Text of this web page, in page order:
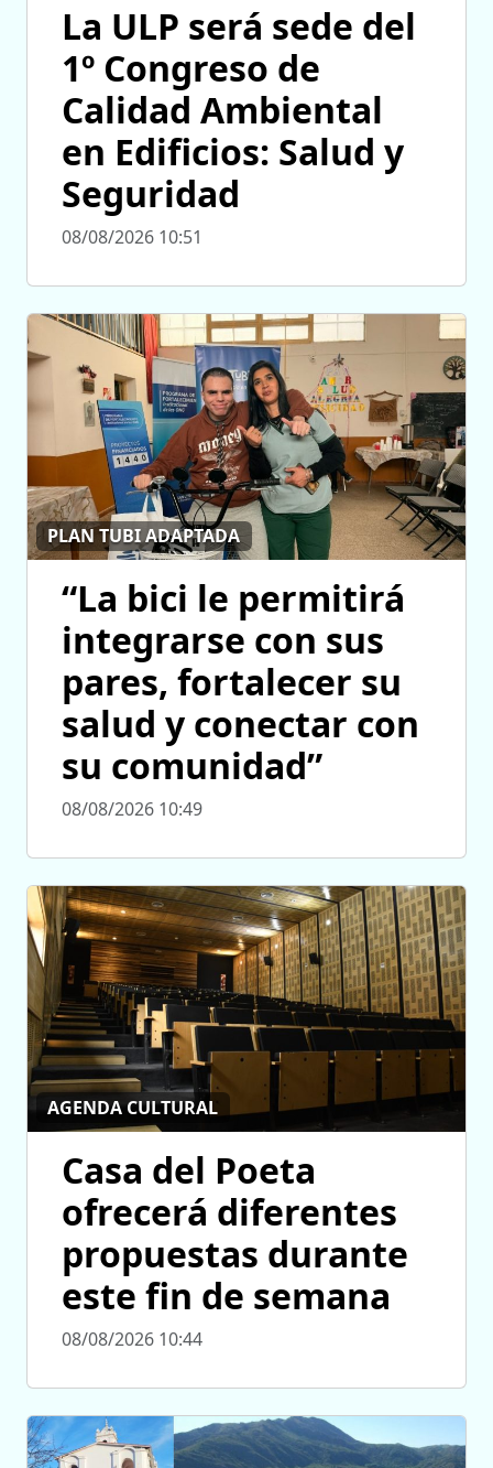
La ULP será sede del
1º Congreso de
Calidad Ambiental
en Edificios: Salud y
Seguridad
08/08/2026 10:51
PLAN TUBI ADAPTADA
“La bici le permitirá
integrarse con sus
pares, fortalecer su
salud y conectar con
su comunidad”
08/08/2026 10:49
AGENDA CULTURAL
Casa del Poeta
ofrecerá diferentes
propuestas durante
este fin de semana
08/08/2026 10:44